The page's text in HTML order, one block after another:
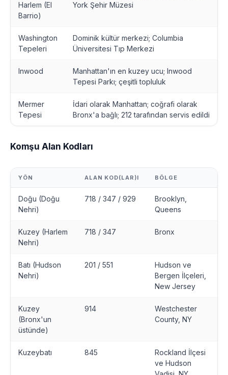
Harlem (El
Barrio)
York Şehir Müzesi
Washington
Tepeleri
Dominik kültür merkezi; Columbia
Üniversitesi Tıp Merkezi
Inwood
Manhattan'ın en kuzey ucu; Inwood
Tepesi Parkı; çeşitli topluluk
Mermer
Tepesi
İdari olarak Manhattan; coğrafi olarak
Bronx'a bağlı; 212 tarafından servis edildi
Komşu Alan Kodları
YÖN ALAN KOD(LAR)I BÖLGE
Doğu (Doğu
Nehri)
718 / 347 / 929
Brooklyn,
Queens
Kuzey (Harlem
Nehri)
718 / 347 Bronx
Batı (Hudson
Nehri)
201 / 551
Hudson ve
Bergen İlçeleri,
New Jersey
Kuzey
(Bronx'un
üstünde)
914
Westchester
County, NY
Kuzeybatı 845
Rockland İlçesi
ve Hudson